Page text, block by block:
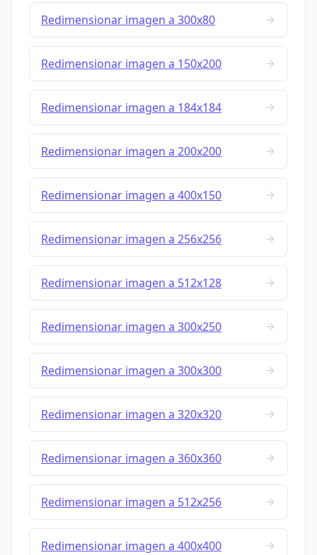
Redimensionar imagen a 300x80
Redimensionar imagen a 150x200
Redimensionar imagen a 184x184
Redimensionar imagen a 200x200
Redimensionar imagen a 400x150
Redimensionar imagen a 256x256
Redimensionar imagen a 512x128
Redimensionar imagen a 300x250
Redimensionar imagen a 300x300
Redimensionar imagen a 320x320
Redimensionar imagen a 360x360
Redimensionar imagen a 512x256
Redimensionar imagen a 400x400